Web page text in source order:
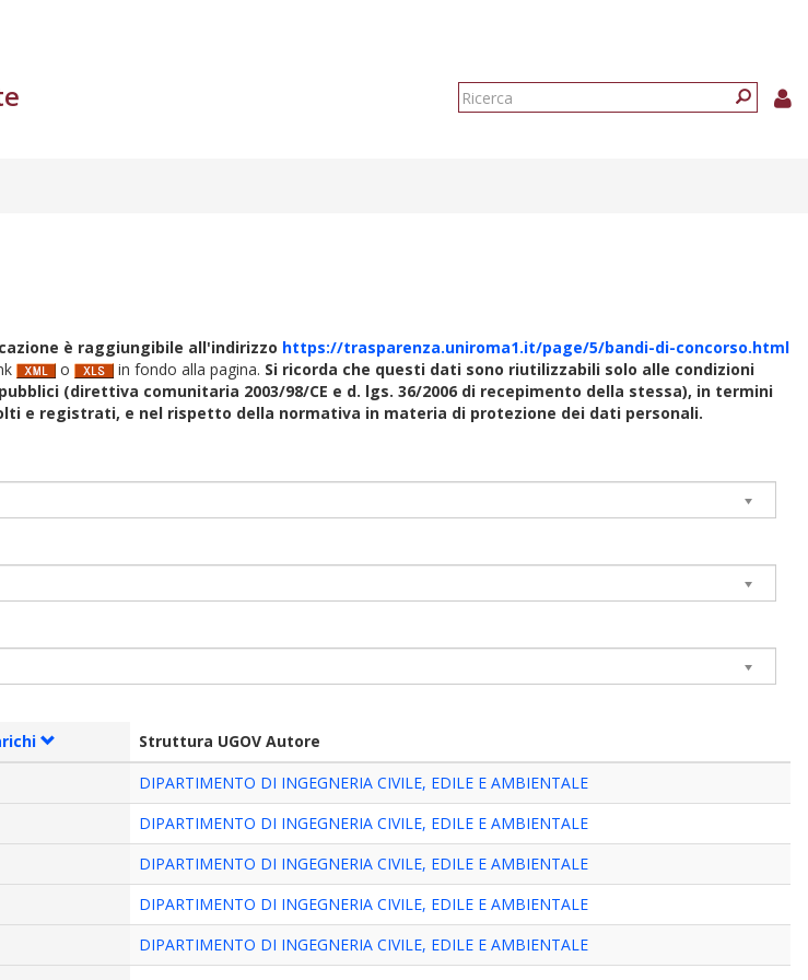
Form
è raggiungibile all'indirizzo https://trasparenza.uniroma1.it/page/5/bandi-di-concorso.html
o in fondo alla pagina. Si ricorda che questi dati sono riutilizzabili solo alle condizioni
(direttiva comunitaria 2003/98/CE e d. lgs. 36/2006 di recepimento della stessa), in termini
e registrati, e nel rispetto della normativa in materia di protezione dei dati personali.
Struttura UGOV Autore
DIPARTIMENTO DI INGEGNERIA CIVILE, EDILE E AMBIENTALE
DIPARTIMENTO DI INGEGNERIA CIVILE, EDILE E AMBIENTALE
DIPARTIMENTO DI INGEGNERIA CIVILE, EDILE E AMBIENTALE
DIPARTIMENTO DI INGEGNERIA CIVILE, EDILE E AMBIENTALE
DIPARTIMENTO DI INGEGNERIA CIVILE, EDILE E AMBIENTALE